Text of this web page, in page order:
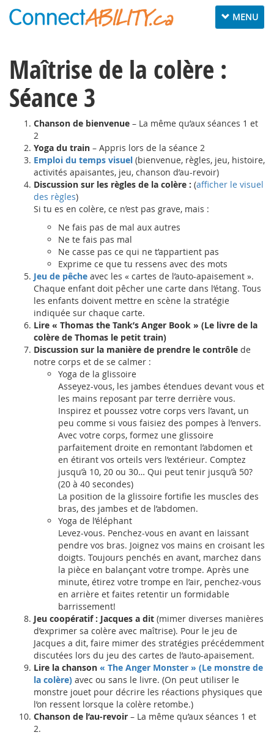
Toggle
navigation
MENU
Maîtrise de la colère :
Séance 3
Chanson de bienvenue – La même qu’aux séances 1 et
2
Yoga du train – Appris lors de la séance 2
Emploi du temps visuel (bienvenue, règles, jeu, histoire,
activités apaisantes, jeu, chanson d’au-revoir)
Discussion sur les règles de la colère : (afficher le visuel
des règles)
Si tu es en colère, ce n’est pas grave, mais :
Ne fais pas de mal aux autres
Ne te fais pas mal
Ne casse pas ce qui ne t’appartient pas
Exprime ce que tu ressens avec des mots
Jeu de pêche avec les « cartes de l’auto-apaisement ».
Chaque enfant doit pêcher une carte dans l’étang. Tous
les enfants doivent mettre en scène la stratégie
indiquée sur chaque carte.
Lire « Thomas the Tank’s Anger Book » (Le livre de la
colère de Thomas le petit train)
Discussion sur la manière de prendre le contrôle de
notre corps et de se calmer :
Yoga de la glissoire
Asseyez-vous, les jambes étendues devant vous et
les mains reposant par terre derrière vous.
Inspirez et poussez votre corps vers l’avant, un
peu comme si vous faisiez des pompes à l’envers.
Avec votre corps, formez une glissoire
parfaitement droite en remontant l’abdomen et
en étirant vos orteils vers l’extérieur. Comptez
jusqu’à 10, 20 ou 30… Qui peut tenir jusqu’à 50?
(20 à 40 secondes)
La position de la glissoire fortifie les muscles des
bras, des jambes et de l’abdomen.
Yoga de l’éléphant
Levez-vous. Penchez-vous en avant en laissant
pendre vos bras. Joignez vos mains en croisant les
doigts. Toujours penchés en avant, marchez dans
la pièce en balançant votre trompe. Après une
minute, étirez votre trompe en l’air, penchez-vous
en arrière et faites retentir un formidable
barrissement!
Jeu coopératif : Jacques a dit (mimer diverses manières
d’exprimer sa colère avec maîtrise). Pour le jeu de
Jacques a dit, faire mimer des stratégies précédemment
discutées lors du jeu des cartes de l’auto-apaisement.
Lire la chanson « The Anger Monster » (Le monstre de
la colère) avec ou sans le livre. (On peut utiliser le
monstre jouet pour décrire les réactions physiques que
l’on ressent lorsque la colère retombe.)
Chanson de l’au-revoir – La même qu’aux séances 1 et
2.